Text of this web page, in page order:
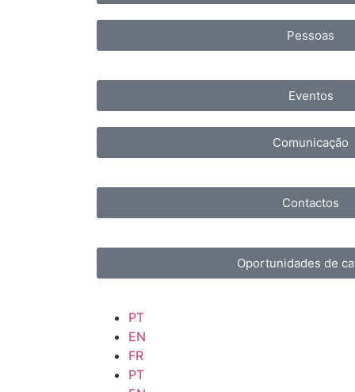
Pessoas
Eventos
Comunicação
Contactos
Oportunidades de
PT
EN
FR
PT